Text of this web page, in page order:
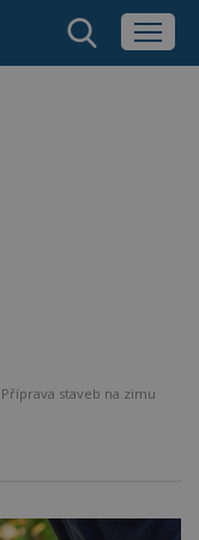
Příprava staveb na zimu